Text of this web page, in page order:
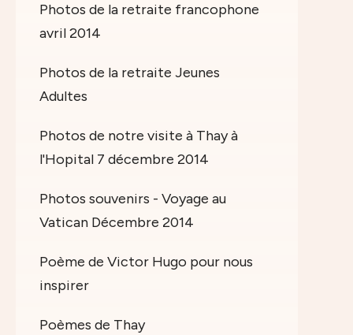
Photos de la retraite francophone
avril 2014
Photos de la retraite Jeunes
Adultes
Photos de notre visite à Thay à
l'Hopital 7 décembre 2014
Photos souvenirs - Voyage au
Vatican Décembre 2014
Poème de Victor Hugo pour nous
inspirer
Poèmes de Thay